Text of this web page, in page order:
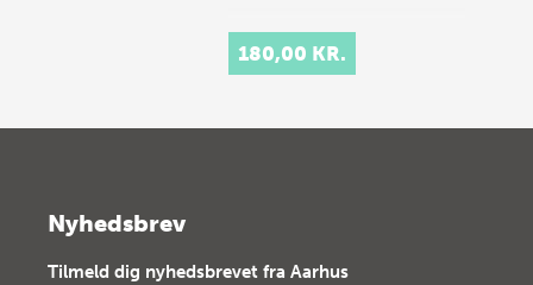
180,00 KR.
Nyhedsbrev
Tilmeld dig nyhedsbrevet fra Aarhus